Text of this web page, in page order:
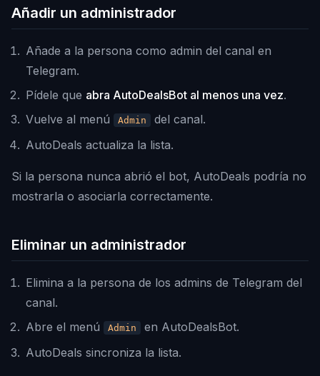
Añadir un administrador
Añade a la persona como admin del canal en
Telegram.
Pídele que abra AutoDealsBot al menos una vez.
Vuelve al menú
Admin
del canal.
AutoDeals actualiza la lista.
Si la persona nunca abrió el bot, AutoDeals podría no
mostrarla o asociarla correctamente.
Eliminar un administrador
Elimina a la persona de los admins de Telegram del
canal.
Abre el menú
Admin
en AutoDealsBot.
AutoDeals sincroniza la lista.